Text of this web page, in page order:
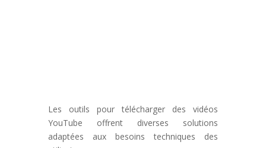
Les outils pour télécharger des vidéos
YouTube offrent diverses solutions
adaptées aux besoins techniques des